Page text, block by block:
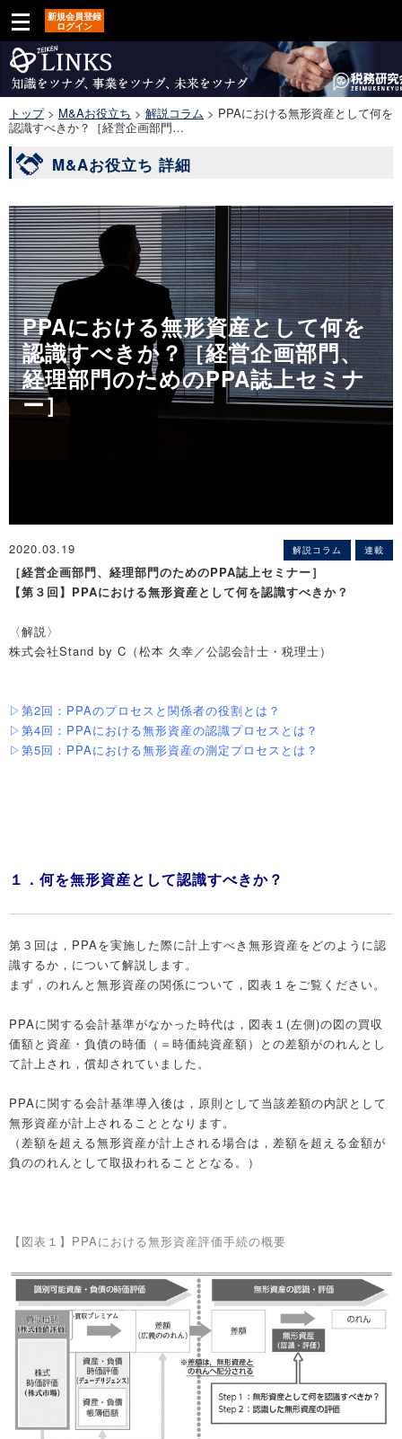
新規会員登録
ログイン
トップ> M&Aお役立ち > 解説コラム > PPAにおける無形資産として何を
認識すべきか？［経営企画部門…
M&Aお役立ち 詳細
PPAにおける無形資産として何を
認識すべきか？［経営企画部門、
経理部門のためのPPA誌上セミナ
ー］
2020.03.19 解説コラム 連載
［経営企画部門、経理部門のためのPPA誌上セミナー］
【第３回】PPAにおける無形資産として何を認識すべきか？
〈解説〉
株式会社Stand by C（松本 久幸／公認会計士・税理士）
▷第2回：PPAのプロセスと関係者の役割とは？
▷第4回：PPAにおける無形資産の認識プロセスとは？
▷第5回：PPAにおける無形資産の測定プロセスとは？
１．何を無形資産として認識すべきか？
第３回は，PPAを実施した際に計上すべき無形資産をどのように認
識するか，について解説します。
まず，のれんと無形資産の関係について，図表１をご覧ください。
PPAに関する会計基準がなかった時代は，図表１(左側)の図の買収
価額と資産・負債の時価（＝時価純資産額）との差額がのれんとし
て計上され，償却されていました。
PPAに関する会計基準導入後は，原則として当該差額の内訳として
無形資産が計上されることとなります。
（差額を超える無形資産が計上される場合は，差額を超える金額が
負ののれんとして取扱われることとなる。）
【図表１】PPAにおける無形資産評価手続の概要